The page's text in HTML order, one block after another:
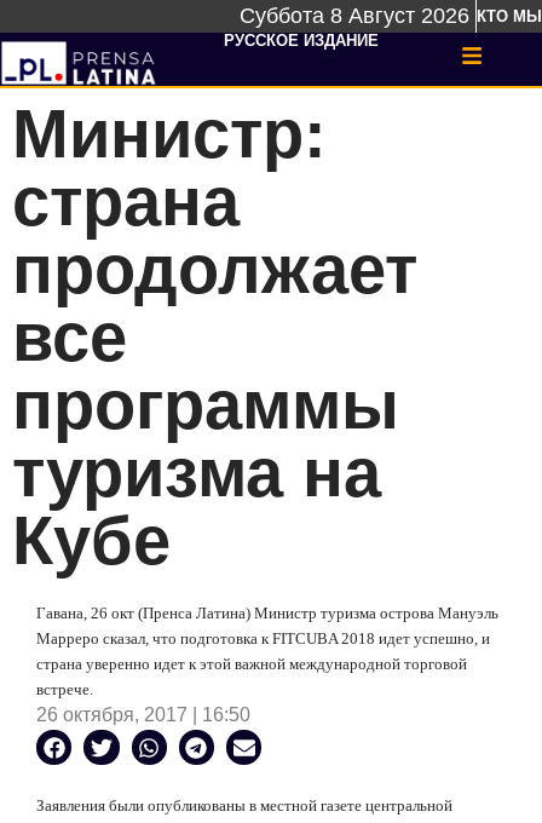
Суббота 8 Август 2026 КТО МЫ
РУССКОЕ ИЗДАНИЕ
Министр:
страна
продолжает
все
программы
туризма на
Кубе
Гавана, 26 окт (Пренса Латина) Министр туризма острова Мануэль
Марреро сказал, что подготовка кFITCUBA 2018 идет успешно, и
страна уверенно идет к этой важной международной торговой
встрече.
26 октября, 2017 | 16:50
Заявления были опубликованы в местной газете центральной